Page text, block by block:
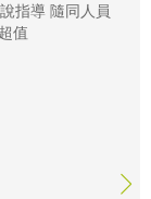
指導 隨同人員
值